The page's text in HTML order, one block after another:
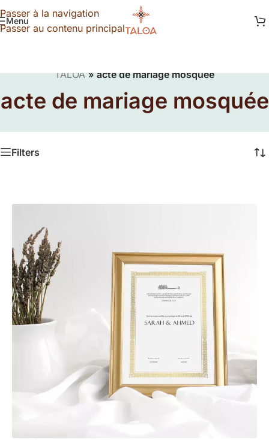
Passer à la navigation
Passer au contenu principal
Menu
TALOA»acte de mariage mosquée
acte de mariage mosquée
Filters